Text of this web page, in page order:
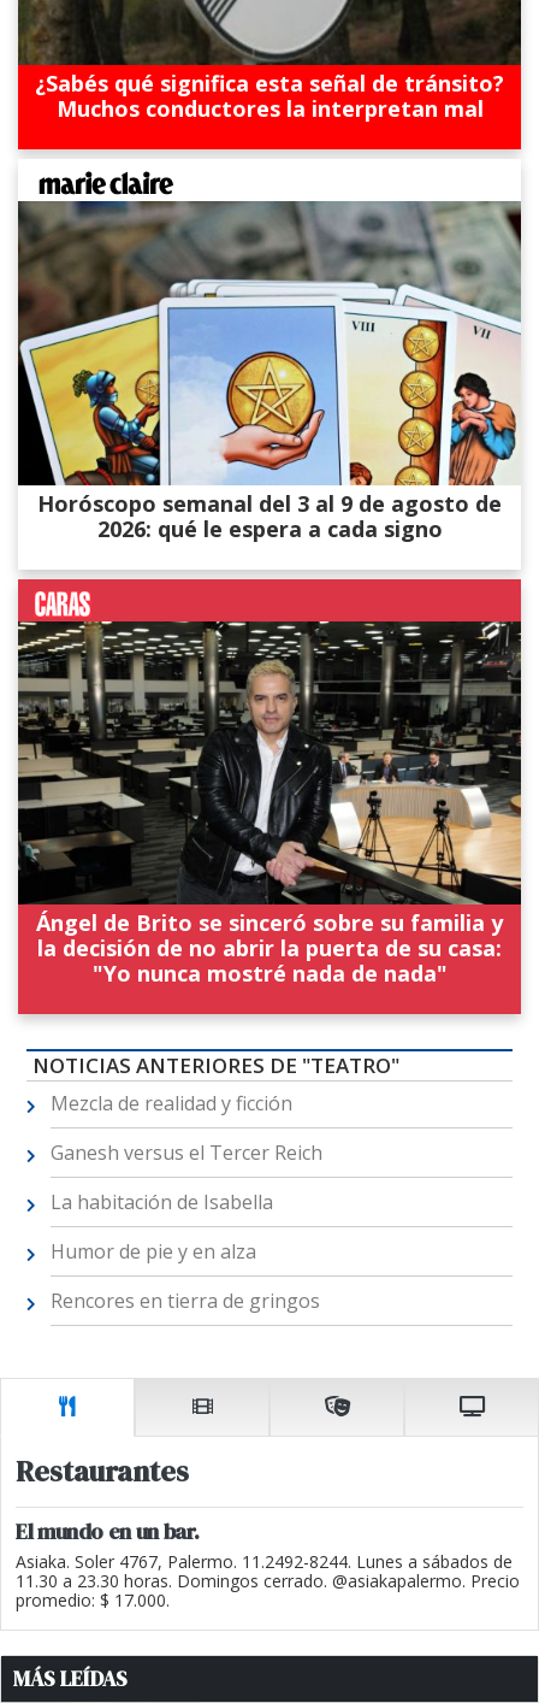
¿Sabés qué significa esta señal de tránsito?
Muchos conductores la interpretan mal
Horóscopo semanal del 3 al 9 de agosto de
2026: qué le espera a cada signo
Ángel de Brito se sinceró sobre su familia y
la decisión de no abrir la puerta de su casa:
"Yo nunca mostré nada de nada"
NOTICIAS ANTERIORES DE "TEATRO"
Mezcla de realidad y ficción
Ganesh versus el Tercer Reich
La habitación de Isabella
Humor de pie y en alza
Rencores en tierra de gringos
Restaurantes
El mundo en un bar.
Asiaka. Soler 4767, Palermo. 11.2492-8244. Lunes a sábados de
11.30 a 23.30 horas. Domingos cerrado. @asiakapalermo. Precio
promedio: $ 17.000.
MÁS LEÍDAS